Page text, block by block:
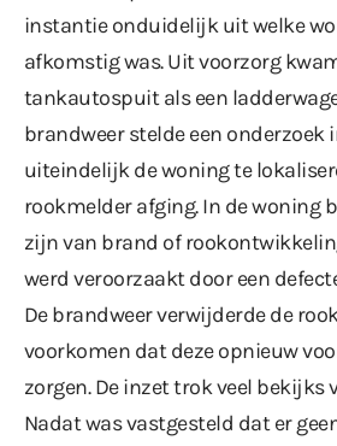
instantie onduidelijk uit welke
afkomstig was. Uit voorzorg
tankautospuit als een
brandweer stelde een onderzoek
uiteindelijk de woning te
rookmelder afging. In de woning
zijn van brand of
werd veroorzaakt door een
De brandweer verwijderde de
voorkomen dat deze opnieuw
zorgen. De inzet trok veel bekijks
Nadat was vastgesteld dat er